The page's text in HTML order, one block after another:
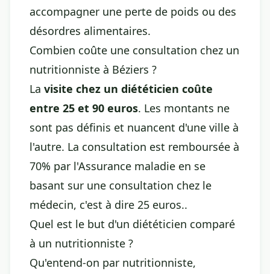
accompagner une perte de poids ou des
désordres alimentaires.
Combien coûte une consultation chez un
nutritionniste à Béziers ?
La visite chez un diététicien coûte
entre 25 et 90 euros. Les montants ne
sont pas définis et nuancent d'une ville à
l'autre. La consultation est remboursée à
70% par l'Assurance maladie en se
basant sur une consultation chez le
médecin, c'est à dire 25 euros..
Quel est le but d'un diététicien comparé
à un nutritionniste ?
Qu'entend-on par nutritionniste,